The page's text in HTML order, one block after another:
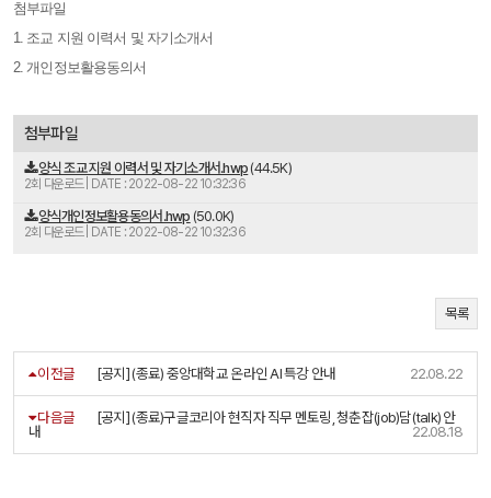
첨부파일
1. 조교 지원 이력서 및 자기소개서
2. 개인정보활용동의서
첨부파일
양식 조교 지원 이력서 및 자기소개서.hwp (44.5K)
2회 다운로드 | DATE : 2022-08-22 10:32:36
양식개인정보활용동의서.hwp (50.0K)
2회 다운로드 | DATE : 2022-08-22 10:32:36
목록
이전글 [공지] (종료) 중앙대학교 온라인 AI 특강 안내 22.08.22
다음글
[공지] (종료)구글코리아 현직자 직무 멘토링, 청춘잡(job)담(talk) 안
내
22.08.18